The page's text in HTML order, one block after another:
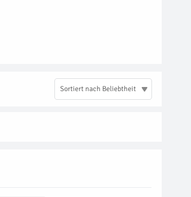
Sortiert nach Beliebtheit